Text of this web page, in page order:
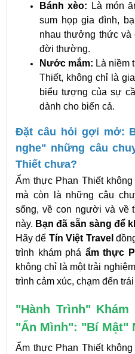
Bánh xèo: Là món
sum họp gia đình,
nhau thưởng thức và
đời thường.
Nước mắm: Là niềm
Thiết, không chỉ là
biểu tượng của sự
dành cho biển cả.
Đặt câu hỏi gợi mở:
nghe" những câu
Thiết chưa?
Ẩm thực Phan Thiết
mà còn là những câu
sống, về con người và về
này. Bạn đã sẵn sàng để
Hãy để Tín Việt Travel
trình khám phá ẩm thực
không chỉ là một trải
trình cảm xúc, chạm đến
"Hành Trình"
"Ẩn Mình": "Bí Mật"
Ẩm thực Phan Thiết